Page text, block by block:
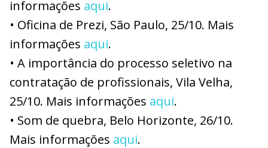
informações aqui.
• Oficina de Prezi, São Paulo, 25/10. Mais
informações aqui.
• A importância do processo seletivo na
contratação de profissionais, Vila Velha,
25/10. Mais informações aqui.
• Som de quebra, Belo Horizonte, 26/10.
Mais informações aqui.